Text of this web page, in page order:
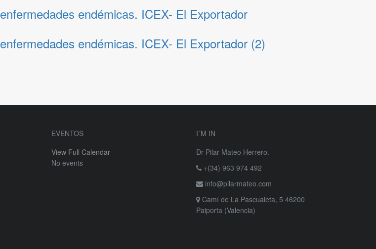
endémicas. ICEX- El Exportador
endémicas. ICEX- El Exportador (2)
EVENTOS
View Full Calendar
No events
I´M IN
Dr Pilar Mateo Herrero.
+(34) 963 974 492
info@pilarmateo.com
Camí de La Pascualeta, 5 46200
Paiporta (Valencia)